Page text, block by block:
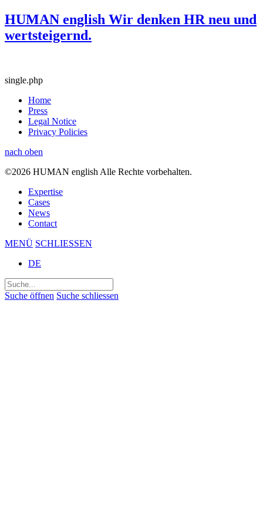
HUMAN english Wir denken HR neu und
wertsteigernd.
single.php
Home
Press
Legal Notice
Privacy Policies
nach oben
©2026 HUMAN english Alle Rechte vorbehalten.
Expertise
Cases
News
Contact
MENÜ SCHLIESSEN
DE
Suchen
nach:
Suche öffnen Suche schliessen